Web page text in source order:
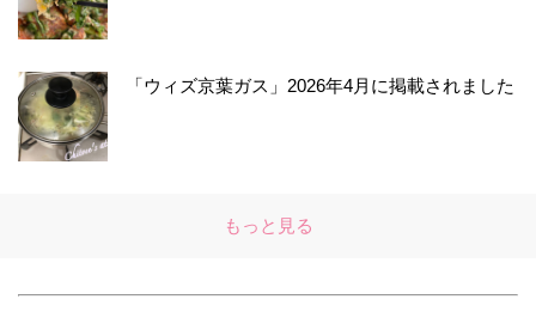
「ウィズ京葉ガス」2026年4月に掲載されました
もっと見る